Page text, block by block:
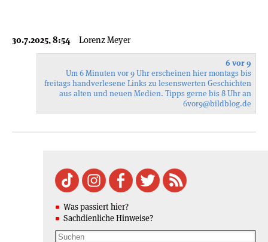
30.7.2025, 8:54 Lorenz Meyer
6 vor 9
Um 6 Minuten vor 9 Uhr erscheinen hier montags bis
freitags handverlesene Links zu lesenswerten Geschichten
aus alten und neuen Medien. Tipps gerne bis 8 Uhr an
6vor9@bildblog.de
Was passiert hier?
Sachdienliche Hinweise?